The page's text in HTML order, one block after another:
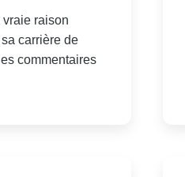
raison
carrière de
commentaires